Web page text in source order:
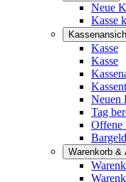
Neue
Kasse
Kasse
Kasse
Neuen
Tag
Offene
Warenkorb &